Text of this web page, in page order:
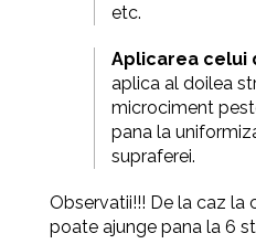
etc.
Aplicarea celui
aplica al doilea
microciment
pana la
supraferei.
Observatii!!! De la caz la
poate ajunge pana la 6